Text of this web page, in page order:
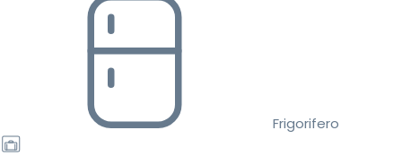
Frigorifero